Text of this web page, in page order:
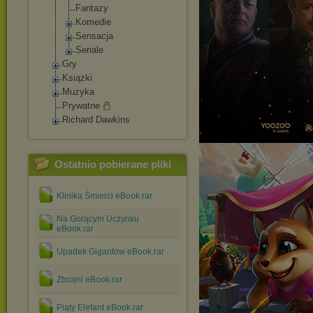
Fantazy
Komedie
Sensacja
Seriale
Gry
Książki
Muzyka
Prywatne
Richard Dawkins
Ostatnio pobierane pliki
Klinika Śmierci eBook.rar
Na Gorącym Uczynku
eBook.rar
Upadek Gigantów eBook.rar
Zbrojni eBook.rar
Piąty Elefant eBook.rar